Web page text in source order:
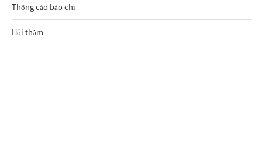
Thông cáo báo chí
Hỏi thăm